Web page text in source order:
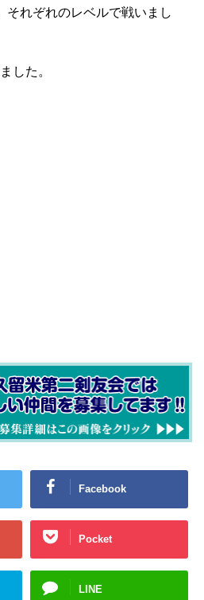
それぞれのレベルで戦いまし
した。
Facebook
Pocket
LINE